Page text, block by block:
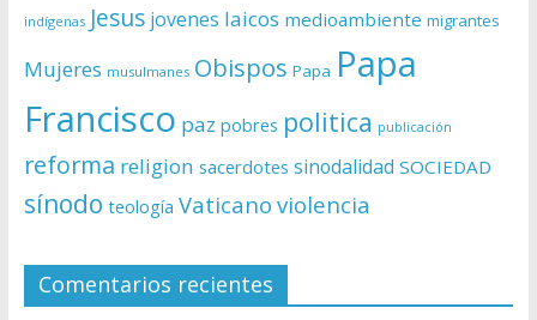
indígenas Jesus jovenes laicos medioambiente migrantes
Mujeres musulmanes Obispos Papa Papa
Francisco paz pobres politica publicación
reforma religion sacerdotes sinodalidad SOCIEDAD
sínodo teología Vaticano violencia
Comentarios recientes